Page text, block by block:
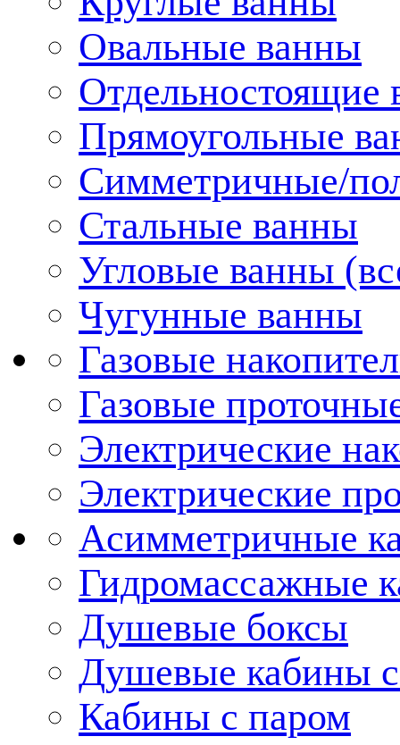
Овальные ванны
Отдельностоящие
Прямоугольные
Симметричные/
Стальные ванны
Угловые ванны
Чугунные ванны
Газовые
Газовые
Электрические
Электрические
Асимметричные
Гидромассажные
Душевые боксы
Душевые кабины
Кабины с паром